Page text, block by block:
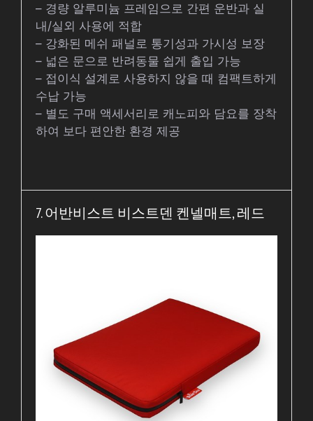
– 경량 알루미늄 프레임으로 간편 운반과 실
내/실외 사용에 적합
– 강화된 메쉬 패널로 통기성과 가시성 보장
– 넓은 문으로 반려동물 쉽게 출입 가능
– 접이식 설계로 사용하지 않을 때 컴팩트하게
수납 가능
– 별도 구매 액세서리로 캐노피와 담요를 장착
하여 보다 편안한 환경 제공
7. 어반비스트 비스트덴 켄넬매트, 레드